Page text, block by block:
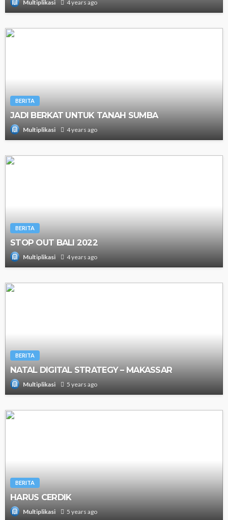
Multiplikasi 4 years ago
BERITA
JADI BERKAT UNTUK TANAH SUMBA
Multiplikasi 4 years ago
BERITA
STOP OUT BALI 2022
Multiplikasi 4 years ago
BERITA
NATAL DIGITAL STRATEGY – MAKASSAR
Multiplikasi 5 years ago
BERITA
HARUS CERDIK
Multiplikasi 5 years ago